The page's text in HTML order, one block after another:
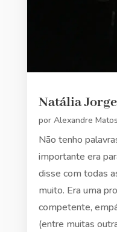
Natália
por Alexandre Matos
Não tenho
importante era
disse com todas
muito. Era uma
competente,
(entre muitas